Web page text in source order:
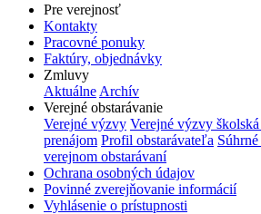
Pre verejnosť
Kontakty
Pracovné ponuky
Faktúry, objednávky
Zmluvy
Aktuálne Archív
Verejné obstarávanie
Verejné výzvy Verejné výzvy školská
prenájom Profil obstarávateľa
verejnom obstarávaní
Ochrana osobných údajov
Povinné zverejňovanie informácií
Vyhlásenie o prístupnosti